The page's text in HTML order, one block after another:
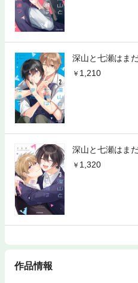
深山と七瀬はま
1,210
深山と七瀬はま
1,320
作品情報